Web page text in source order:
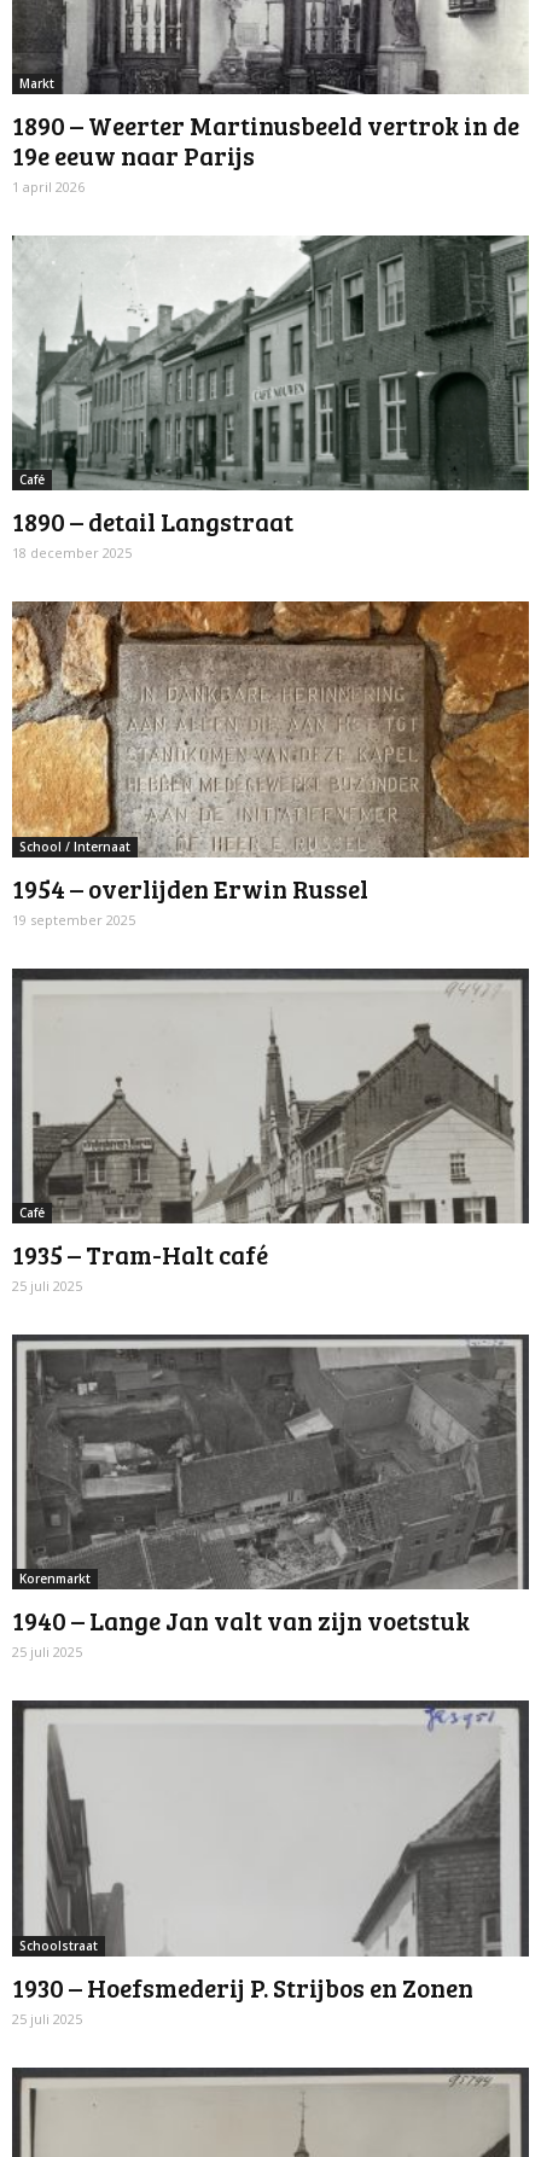
Markt
1890 – Weerter Martinusbeeld vertrok in de
19e eeuw naar Parijs
1 april 2026
Café
1890 – detail Langstraat
18 december 2025
School / Internaat
1954 – overlijden Erwin Russel
19 september 2025
Café
1935 – Tram-Halt café
25 juli 2025
Korenmarkt
1940 – Lange Jan valt van zijn voetstuk
25 juli 2025
Schoolstraat
1930 – Hoefsmederij P. Strijbos en Zonen
25 juli 2025